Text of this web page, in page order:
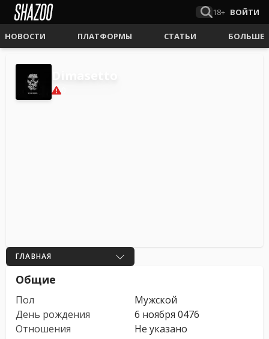
18+ ВОЙТИ
НОВОСТИ ПЛАТФОРМЫ СТАТЬИ БОЛЬШЕ
ГЛАВНАЯ
Общие
Пол
Мужской
День рождения
6 ноября 0476
Отношения
Не указано